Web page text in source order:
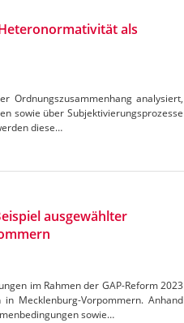
als
Ordnungszusammenhang analysiert,
sowie über Subjektivierungsprozesse
diese…
ausgewählter
im Rahmen der GAP-Reform 2023
Mecklenburg-Vorpommern. Anhand
sowie…